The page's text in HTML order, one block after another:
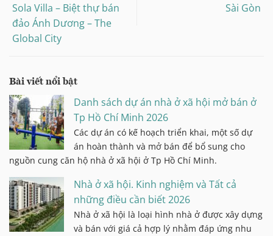
Sola Villa – Biệt thự bán
đảo Ánh Dương – The
Global City
Sài Gòn
Bài viết nổi bật
Danh sách dự án nhà ở xã hội mở bán ở
Tp Hồ Chí Minh 2026
Các dự án có kế hoạch triển khai, một số dự
án hoàn thành và mở bán để bổ sung cho
nguồn cung căn hộ nhà ở xã hội ở Tp Hồ Chí Minh.
Nhà ở xã hội. Kinh nghiệm và Tất cả
những điều cần biết 2026
Nhà ở xã hội là loại hình nhà ở được xây dựng
và bán với giá cả hợp lý nhằm đáp ứng nhu